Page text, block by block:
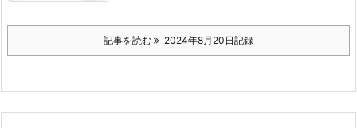
記事を読む 2024年8月20日記録